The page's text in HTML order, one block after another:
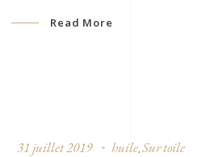
Read More
31 juillet 2019 huile Sur toile